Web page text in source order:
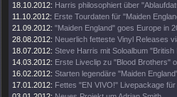
18.10.2012: Harris philosophiert über
11.10.2012: Erste Tourdaten für "Maiden
21.09.2012: "Maiden England" goes Europe in
28.08.2012: Neuerlich fetteste Vinyl Releases
18.07.2012: Steve Harris mit Soloalbum "British
14.03.2012: Erste Liveclip zu "Blood Brothers"
16.02.2012: Starten legendäre "Maiden
17.01.2012: Fettes "EN VIVO!" Livepackage